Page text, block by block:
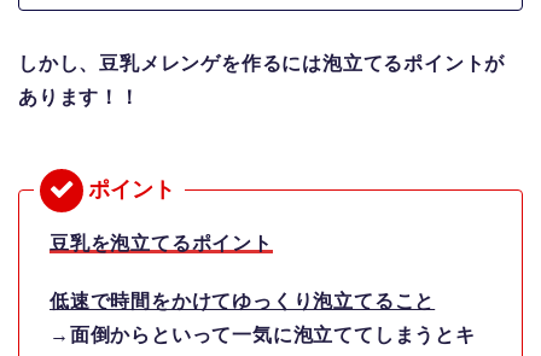
しかし、豆乳メレンゲを作るには泡立てるポイントが
あります！！
豆乳を泡立てるポイント
低速で時間をかけてゆっくり泡立てること
→面倒からといって一気に泡立ててしまうとキ